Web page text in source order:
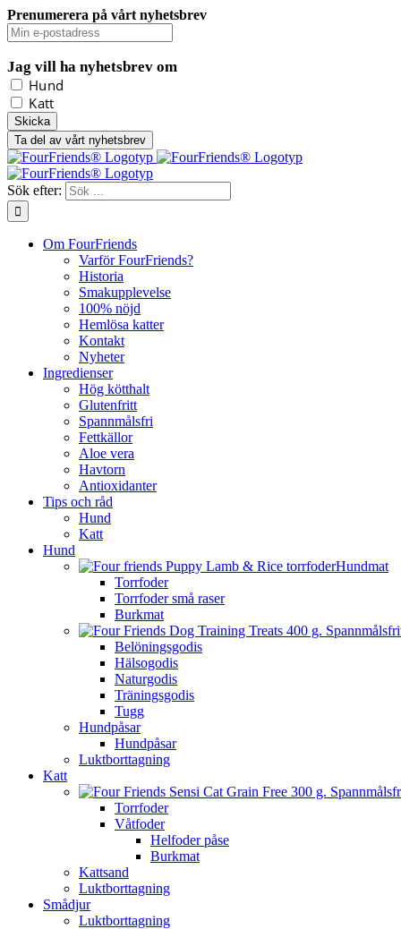
Prenumerera på vårt nyhetsbrev
Jag vill ha nyhetsbrev om
Hund
Katt
Ta del av vårt nyhetsbrev
Sök efter:
Om FourFriends
Varför FourFriends?
Historia
Smakupplevelse
100% nöjd
Hemlösa katter
Kontakt
Nyheter
Ingredienser
Hög kötthalt
Glutenfritt
Spannmålsfri
Fettkällor
Aloe vera
Havtorn
Antioxidanter
Tips och råd
Hund
Katt
Hund
Hundmat
Torrfoder
Torrfoder små raser
Burkmat
Belöningsgodis
Hälsogodis
Naturgodis
Träningsgodis
Tugg
Hundpåsar
Hundpåsar
Luktborttagning
Katt
Torrfoder
Våtfoder
Helfoder påse
Burkmat
Kattsand
Luktborttagning
Smådjur
Luktborttagning